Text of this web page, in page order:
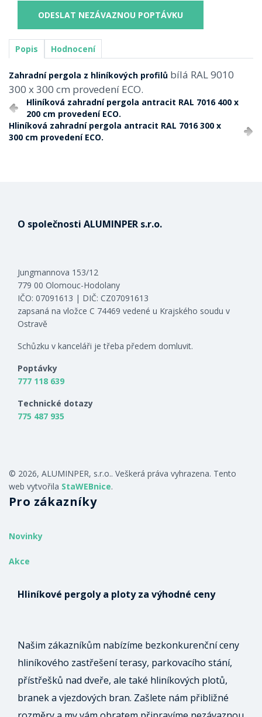
ODESLAT NEZÁVAZNOU POPTÁVKU
Popis Hodnocení
Zahradní pergola z hliníkových profilů bílá RAL 9010
300 x 300 cm provedení ECO.
Hliníková zahradní pergola antracit RAL 7016 400 x
200 cm provedení ECO.
Hliníková zahradní pergola antracit RAL 7016 300 x
300 cm provedení ECO.
O společnosti ALUMINPER s.r.o.
Jungmannova 153/12
779 00 Olomouc-Hodolany
IČO: 07091613 | DIČ: CZ07091613
zapsaná na vložce C 74469 vedené u Krajského soudu v
Ostravě
Schůzku v kanceláři je třeba předem domluvit.
Poptávky
777 118 639
Technické dotazy
775 487 935
© 2026, ALUMINPER, s.r.o.. Veškerá práva vyhrazena. Tento
web vytvořila StaWEBnice.
Pro zákazníky
Novinky
Akce
Hliníkové pergoly a ploty za výhodné ceny
Našim zákazníkům nabízíme bezkonkurenční ceny
hliníkového zastřešení terasy, parkovacího stání,
přístřešků nad dveře, ale také hliníkových plotů,
branek a vjezdových bran. Zašlete nám přibližné